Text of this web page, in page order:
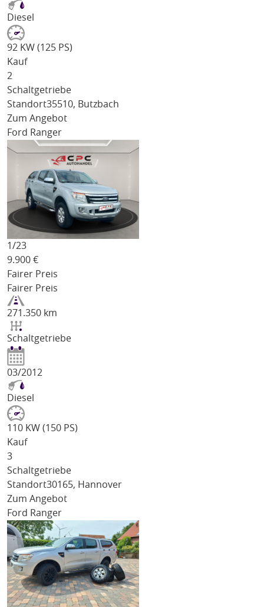
Diesel
92 KW (125 PS)
Kauf
2
Schaltgetriebe
Standort35510, Butzbach
Zum Angebot
Ford Ranger
1/23
9.900 €
Fairer Preis
Fairer Preis
271.350 km
Schaltgetriebe
03/2012
Diesel
110 KW (150 PS)
Kauf
3
Schaltgetriebe
Standort30165, Hannover
Zum Angebot
Ford Ranger